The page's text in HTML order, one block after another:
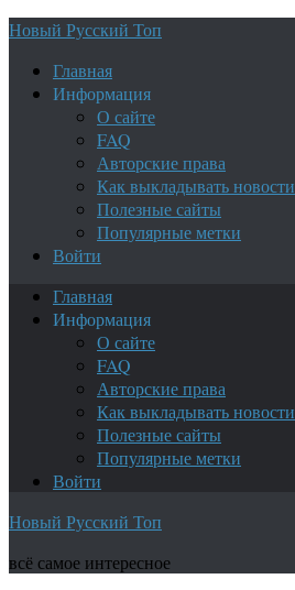
Новый Русский Топ
Главная
Информация
О сайте
FAQ
Авторские права
Как выкладывать новости
Полезные сайты
Популярные метки
Войти
Главная
Информация
О сайте
FAQ
Авторские права
Как выкладывать новости
Полезные сайты
Популярные метки
Войти
Новый Русский Топ
всё самое интересное